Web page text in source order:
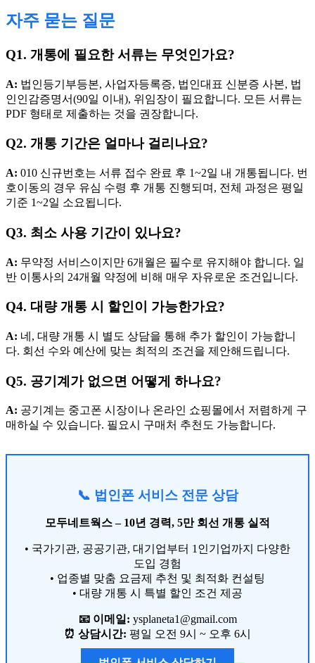
자주 묻는 질문
Q1. 개통에 필요한 서류는 무엇인가요?
A: 법인등기부등본, 사업자등록증, 법인대표 신분증 사본, 법
인인감증명서(90일 이내), 위임장이 필요합니다. 모든 서류는
PDF 형태로 제출하는 것을 권장합니다.
Q2. 개통 기간은 얼마나 걸리나요?
A: 010 신규번호는 서류 접수 완료 후 1~2일 내 개통됩니다. 번
호이동의 경우 유심 수령 후 개통 진행되며, 전체 과정은 평일
기준 1~2일 소요됩니다.
Q3. 최소 사용 기간이 있나요?
A: 무약정 서비스이지만 6개월은 필수로 유지해야 합니다. 일
반 이통사의 24개월 약정에 비해 매우 자유로운 조건입니다.
Q4. 대량 개통 시 할인이 가능한가요?
A: 네, 대량 개통 시 별도 상담을 통해 추가 할인이 가능합니
다. 회선 수와 예산에 맞는 최적의 조건을 제안해드립니다.
Q5. 공기계가 없으면 어떻게 하나요?
A: 공기계는 중고폰 시장이나 온라인 쇼핑몰에서 저렴하게 구
매하실 수 있습니다. 필요시 구매처 추천도 가능합니다.
📞 법인폰 서비스 전문 상담
모두네트웍스 – 10년 경력, 5만 회선 개통 실적
• 국가기관, 공공기관, 대기업부터 1인기업까지 다양한
도입 경험
• 업종별 맞춤 요금제 추천 및 최적화 컨설팅
• 대량 개통 시 특별 할인 조건 제공
📧 이메일: ysplaneta1@gmail.com
⏰ 상담시간: 평일 오전 9시 ~ 오후 6시